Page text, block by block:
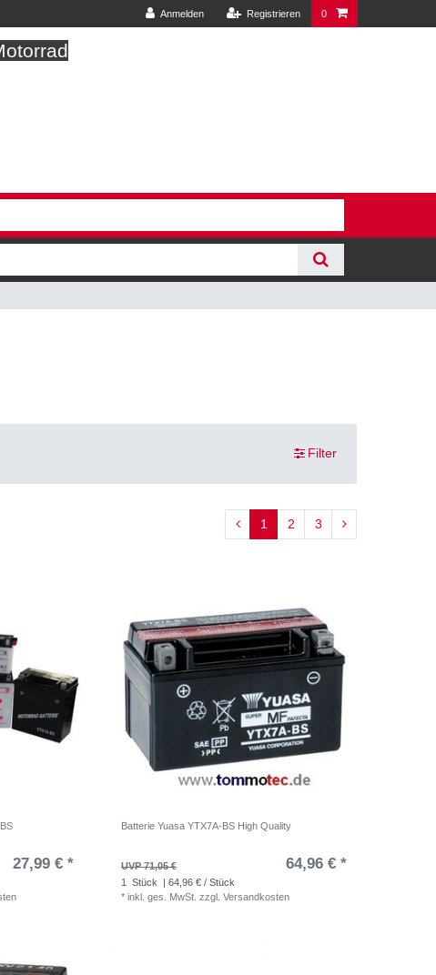
Anmelden Registrieren 0
Filter
1 2 3
27,99 € *
Batterie Yuasa YTX7A-BS High Quality
UVP 71,05 € 64,96 € *
1 Stück
| 64,96 € / Stück
*inkl. ges. MwSt. zzgl.Versandkosten